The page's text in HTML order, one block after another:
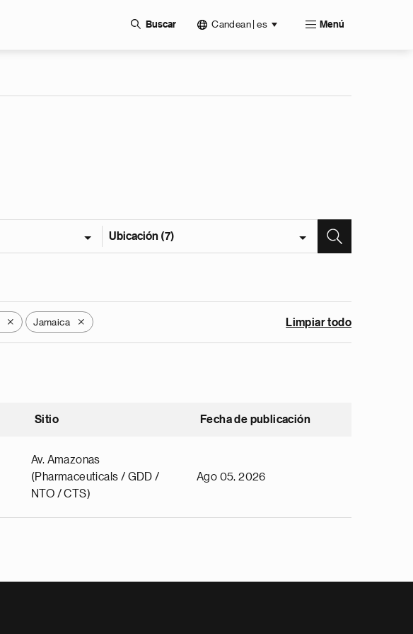
Buscar Candean | es Menú
Ubicación (7)
X Jamaica X Limpiar todo
Sitio Fecha de publicación
Av. Amazonas
(Pharmaceuticals / GDD /
NTO / CTS)
Ago 05, 2026